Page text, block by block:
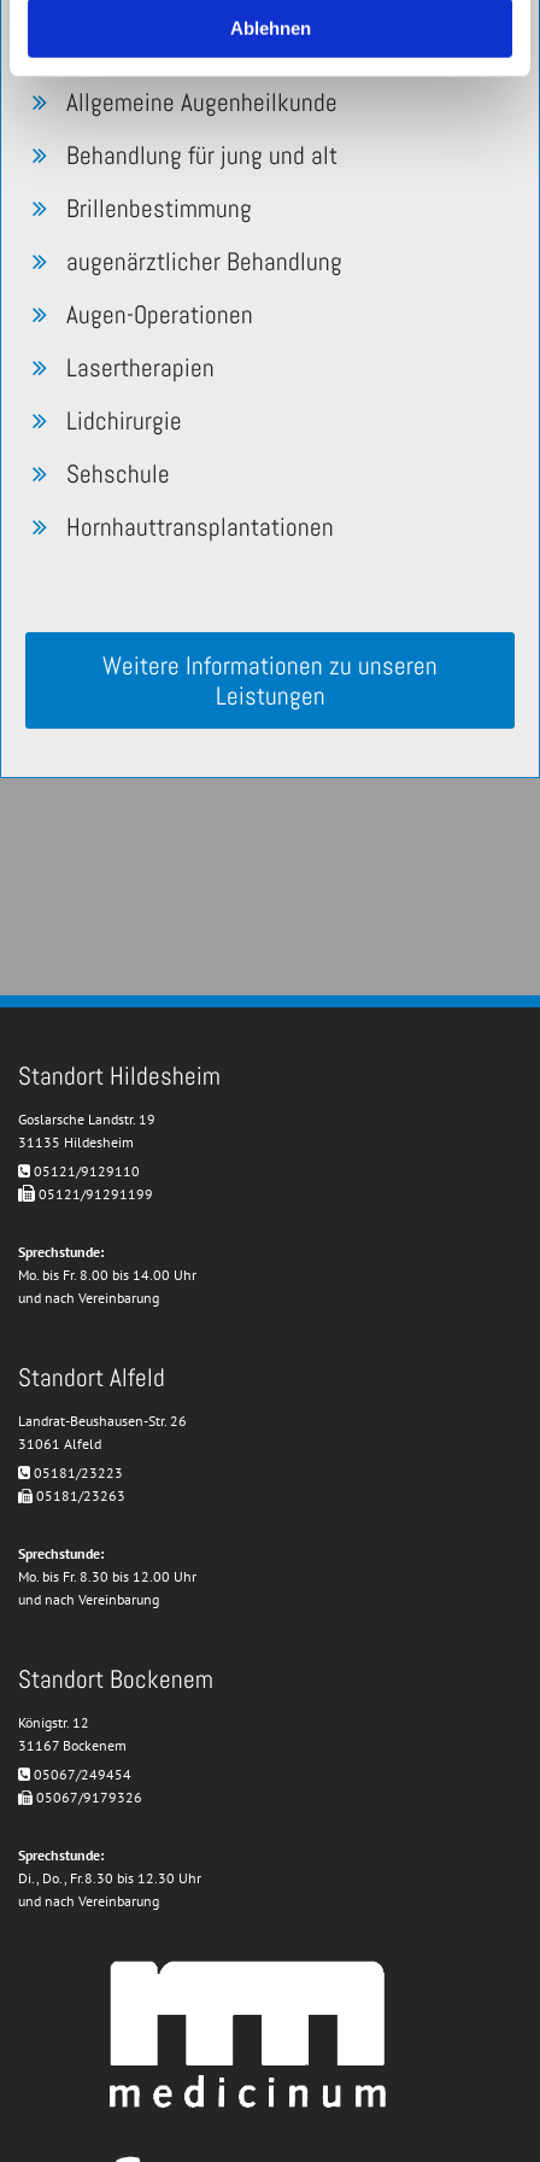
Ablehnen
Wir bieten Ihnen u.a. folgende Leistungen an
Allgemeine Augenheilkunde
Behandlung für jung und alt
Brillenbestimmung
augenärztlicher Behandlung
Augen-Operationen
Lasertherapien
Lidchirurgie
Sehschule
Hornhauttransplantationen
Weitere Informationen zu unseren
Leistungen
Standort Hildesheim
Goslarsche Landstr. 19
31135 Hildesheim
 05121/9129110
 05121/91291199
Sprechstunde:
Mo. bis Fr. 8.00 bis 14.00 Uhr
und nach Vereinbarung
Standort Alfeld
Landrat-Beushausen-Str. 26
31061 Alfeld
 05181/23223
 05181/23263
Sprechstunde:
Mo. bis Fr. 8.30 bis 12.00 Uhr
und nach Vereinbarung
Standort Bockenem
Königstr. 12
31167 Bockenem
 05067/249454
 05067/9179326
Sprechstunde:
Di., Do., Fr.8.30 bis 12.30 Uhr
und nach Vereinbarung